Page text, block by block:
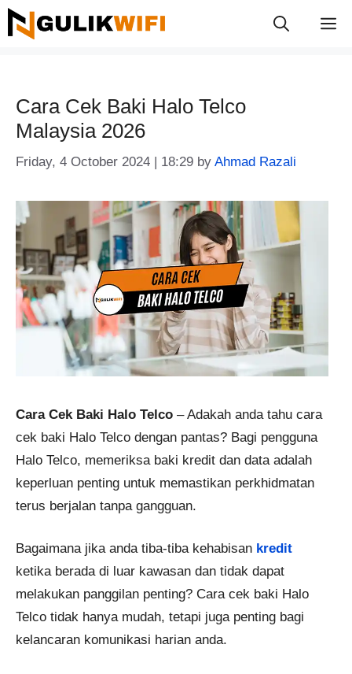
Skip
to
Cara Cek Baki Halo Telco
Malaysia 2026
Friday, 4 October 2024 | 18:29 by Ahmad Razali
Cara Cek Baki Halo Telco – Adakah anda tahu cara
cek baki Halo Telco dengan pantas? Bagi pengguna
Halo Telco, memeriksa baki kredit dan data adalah
keperluan penting untuk memastikan perkhidmatan
terus berjalan tanpa gangguan.
Bagaimana jika anda tiba-tiba kehabisan kredit
ketika berada di luar kawasan dan tidak dapat
melakukan panggilan penting? Cara cek baki Halo
Telco tidak hanya mudah, tetapi juga penting bagi
kelancaran komunikasi harian anda.